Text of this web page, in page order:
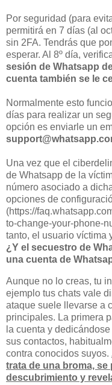
Por seguridad (para
permitirá en 7 días (al
sin 2FA. Tendrás que
esperar. Al 8º día,
sesión de Whatsapp
cuenta también se le
Normalmente esto
días para realizar un
opción es enviarle un
Una vez que el
de Whatsapp de la
número asociado a
opciones de
(https://
to-change-your-phone-
tanto, el usuario víctima
¿Y el secuestro de
una cuenta de
Aunque no lo creas, tu
ejemplo tus chats vale
ataque suele llevarse a
principales. La primera
la cuenta y
sus contactos,
contra conocidos suyos.
trata de una broma,
descubrimiento y